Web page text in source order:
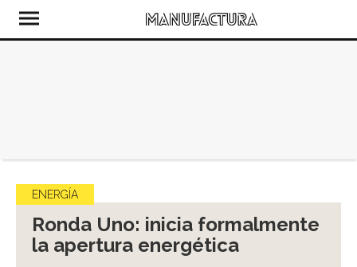
ENERGÍA
Ronda Uno: inicia formalmente
la apertura energética